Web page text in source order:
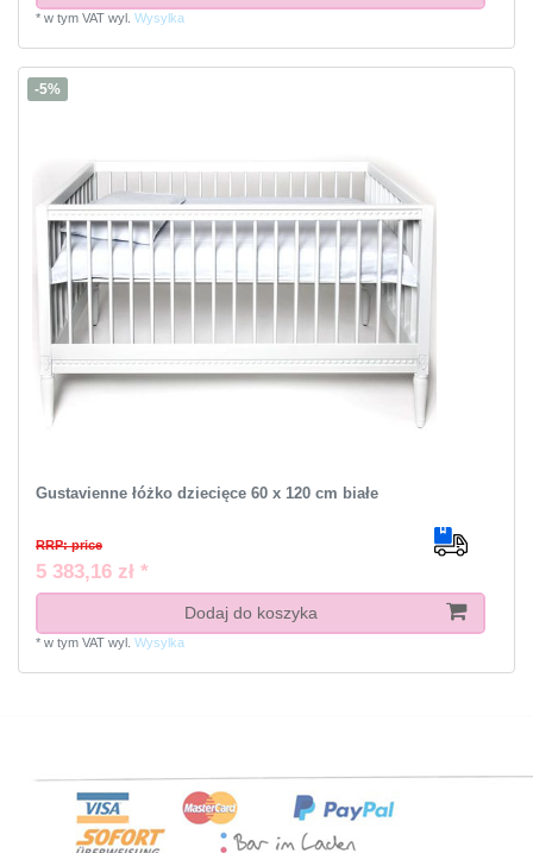
* w tym VATwyl. Wysylka
-5%
Gustavienne łóżko dziecięce 60 x 120 cm białe
RRP: price
5 383,16 zł *
Dodaj do koszyka
* w tym VATwyl. Wysylka